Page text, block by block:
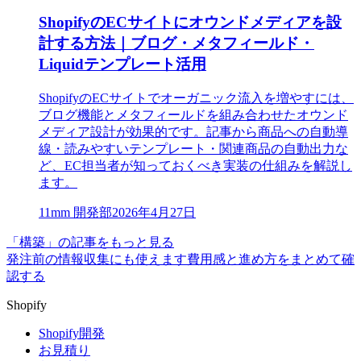
ShopifyのECサイトにオウンドメディアを設
計する方法｜ブログ・メタフィールド・
Liquidテンプレート活用
ShopifyのECサイトでオーガニック流入を増やすには、
ブログ機能とメタフィールドを組み合わせたオウンド
メディア設計が効果的です。記事から商品への自動導
線・読みやすいテンプレート・関連商品の自動出力な
ど、EC担当者が知っておくべき実装の仕組みを解説し
ます。
11mm 開発部2026年4月27日
「構築」の記事をもっと見る
発注前の情報収集にも使えます費用感と進め方をまとめて確
認する
Shopify
Shopify開発
お見積り